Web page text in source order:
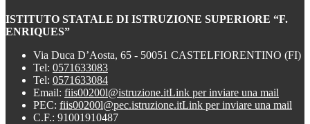
ISTITUTO STATALE DI ISTRUZIONE SUPERIORE “F.
ENRIQUES”
Via Duca D’Aosta, 65 - 50051 CASTELFIORENTINO (FI)
Tel: 0571633083
Tel: 0571633084
Email: fiis00200l@istruzione.itLink per inviare una mail
PEC: fiis00200l@pec.istruzione.itLink per inviare una mail
C.F.: 91001910487